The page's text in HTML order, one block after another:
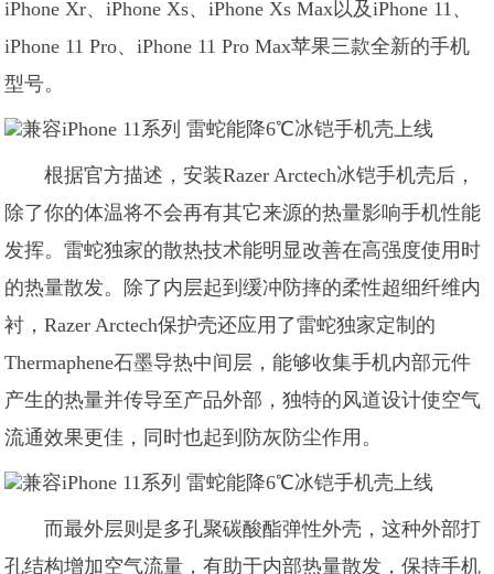
iPhone Xr、iPhone Xs、iPhone Xs Max以及iPhone 11、
iPhone 11 Pro、iPhone 11 Pro Max苹果三款全新的手机
型号。
根据官方描述，安装Razer Arctech冰铠手机壳后，
除了你的体温将不会再有其它来源的热量影响手机性能
发挥。雷蛇独家的散热技术能明显改善在高强度使用时
的热量散发。除了内层起到缓冲防摔的柔性超细纤维内
衬，Razer Arctech保护壳还应用了雷蛇独家定制的
Thermaphene石墨导热中间层，能够收集手机内部元件
产生的热量并传导至产品外部，独特的风道设计使空气
流通效果更佳，同时也起到防灰防尘作用。
而最外层则是多孔聚碳酸酯弹性外壳，这种外部打
孔结构增加空气流量，有助于内部热量散发，保持手机